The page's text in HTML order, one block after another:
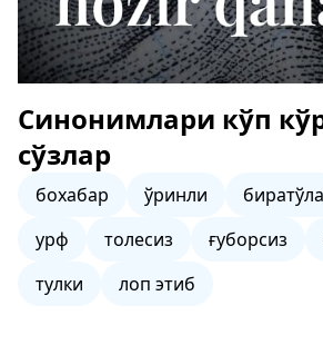
Синонимлари кўп
сўзлар
бохабар ўринли биратўла
урф
толесиз ғуборсиз
тулки
лоп этиб